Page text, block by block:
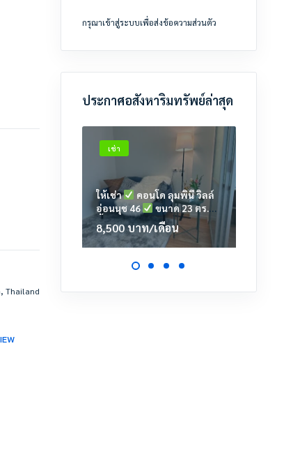
Thailand
กรุณาเข้าสู่ระบบเพื่อส่งข้อความส่วนตัว
ประกาศอสังหาริมทรัพย์ล่าสุด
เช่า
ให้เช่า
คอนโด ลุมพินี วิลล์
อ่อนนุช 46
ขนาด 23 ตร.ม.
ชั้น 6 ตึก A2
8,500 บาท/เดือน